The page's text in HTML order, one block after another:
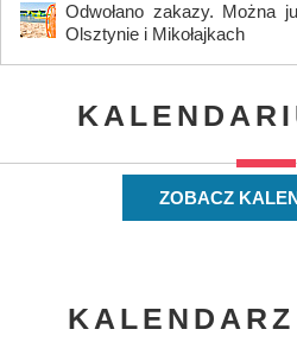
Odwołano zakazy. Można
Olsztynie i Mikołajkach
ZOBACZ